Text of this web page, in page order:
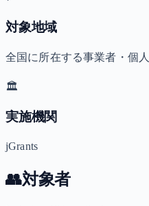
対象地域
全国に所在する事業者・個
🏛️
実施機関
jGrants
👥対象者